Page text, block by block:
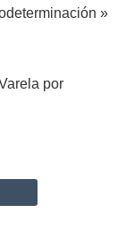
»
por